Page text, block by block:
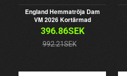
England Hemmatröja Dam
VM 2026 Kortärmad
396.86SEK
992.21SEK